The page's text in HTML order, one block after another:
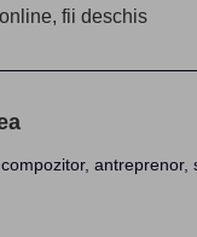
fii deschis
antreprenor,